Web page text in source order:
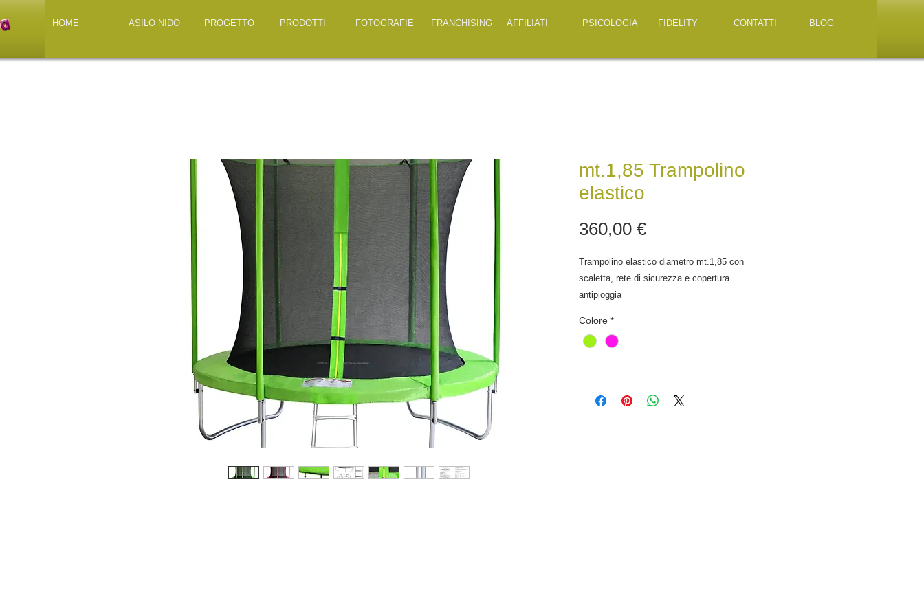
HOME ASILO NIDO PROGETTO PRODOTTI FOTOGRAFIE FRANCHISING AFFILIATI PSICOLOGIA FIDELITY CONTATTI BLOG
mt.1,85 Trampolino
elastico
360,00 €Prezzo
Trampolino elastico diametro mt.1,85 con
scaletta, rete di sicurezza e copertura
antipioggia
Colore *